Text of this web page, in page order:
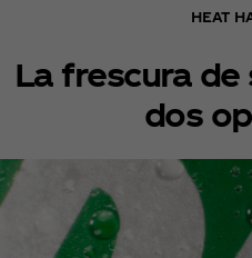
HEAT
La frescura
dos